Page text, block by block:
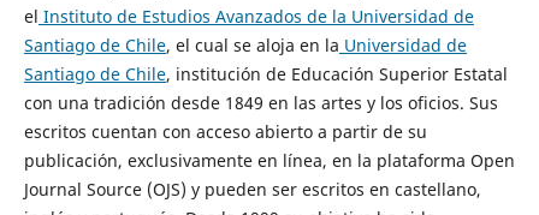
el Instituto de Estudios Avanzados de la Universidad de
Santiago de Chile, el cual se aloja en la Universidad de
Santiago de Chile, institución de Educación Superior Estatal
con una tradición desde 1849 en las artes y los oficios. Sus
escritos cuentan con acceso abierto a partir de su
publicación, exclusivamente en línea, en la plataforma Open
Journal Source (OJS) y pueden ser escritos en castellano,